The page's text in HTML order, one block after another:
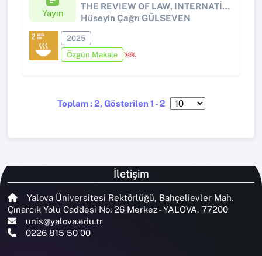
Yayın
THE REVIEW OF LAW, INTERNATİONAL POLITICS AND ECONOMICS
Hüseyin Çağrı GÜLSEVEN
2025
Özgün Makale
Toplam : 2, Gösterilen 1 - 2
İletişim
Yalova Üniversitesi Rektörlüğü, Bahçelievler Mah.
Çınarcık Yolu Caddesi No: 26 Merkez - YALOVA, 77200
unis@yalova.edu.tr
0226 815 50 00